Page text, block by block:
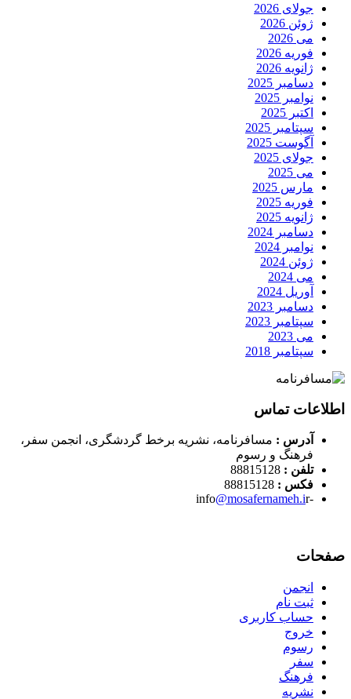
جولای 2026
ژوئن 2026
می 2026
فوریه 2026
ژانویه 2026
دسامبر 2025
نوامبر 2025
اکتبر 2025
سپتامبر 2025
آگوست 2025
جولای 2025
می 2025
مارس 2025
فوریه 2025
ژانویه 2025
دسامبر 2024
نوامبر 2024
ژوئن 2024
می 2024
آوریل 2024
دسامبر 2023
سپتامبر 2023
می 2023
سپتامبر 2018
اطلاعات تماس
آدرس : مسافرنامه، نشریه برخط گردشگری، انجمن سفر،
فرهنگ و رسوم
تلفن :
فکس :
-info
@mosafernameh.ir
صفحات
انجمن
ثبت نام
حساب کاربری
خروج
رسوم
سفر
فرهنگ
نشریه